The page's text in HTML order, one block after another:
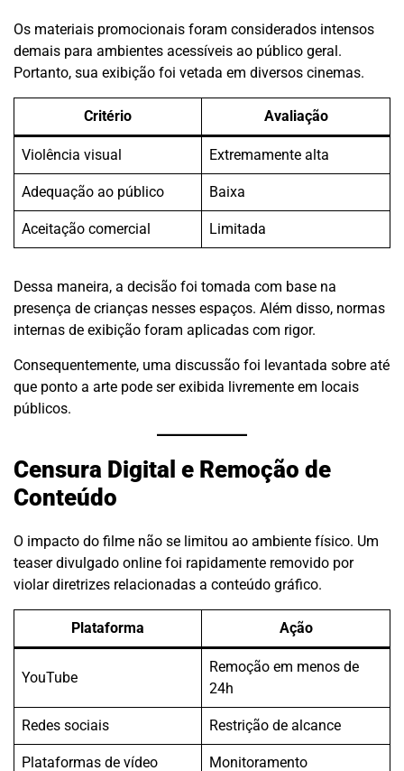
Os materiais promocionais foram considerados intensos
demais para ambientes acessíveis ao público geral.
Portanto, sua exibição foi vetada em diversos cinemas.
Critério Avaliação
Violência visual Extremamente alta
Adequação ao público Baixa
Aceitação comercial Limitada
Dessa maneira, a decisão foi tomada com base na
presença de crianças nesses espaços. Além disso, normas
internas de exibição foram aplicadas com rigor.
Consequentemente, uma discussão foi levantada sobre até
que ponto a arte pode ser exibida livremente em locais
públicos.
Censura Digital e Remoção de
Conteúdo
O impacto do filme não se limitou ao ambiente físico. Um
teaser divulgado online foi rapidamente removido por
violar diretrizes relacionadas a conteúdo gráfico.
Plataforma Ação
YouTube
Remoção em menos de
24h
Redes sociais Restrição de alcance
Plataformas de vídeo Monitoramento